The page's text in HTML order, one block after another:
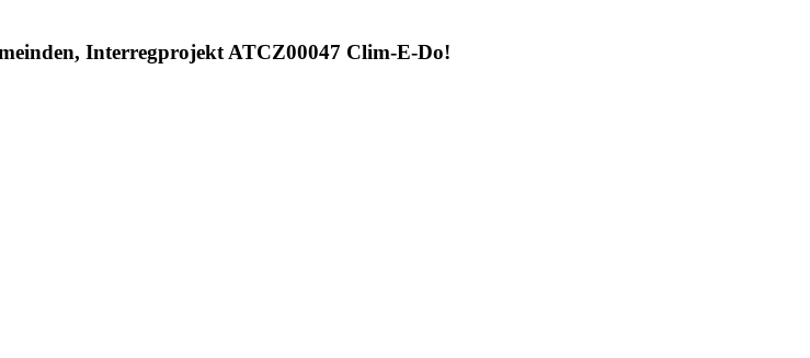
Interregprojekt ATCZ00047 Clim-E-Do!